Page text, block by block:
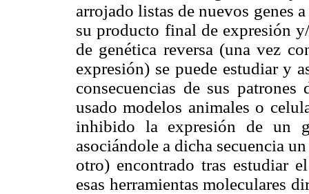
arrojado listas de nuevos genes
su producto final de expresión
de genética reversa (una vez
expresión) se puede estudiar y
consecuencias de sus
usado modelos animales o
inhibido la expresión de un
asociándole a dicha secuencia
otro) encontrado tras estudiar
esas herramientas moleculares